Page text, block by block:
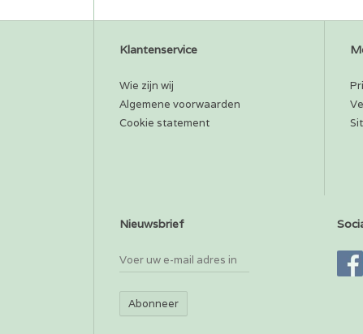
Klantenservice
Wie zijn wij
Algemene voorwaarden
Cookie statement
Nieuwsbrief
Abonneer